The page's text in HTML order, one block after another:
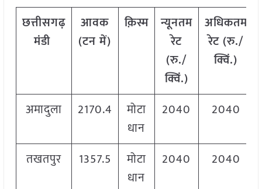
छत्तीसगढ़
मंडी
आवक
(टन में)
क़िस्म
न्यूनतम
रेट
(रु./
क्विं.)
अधिकतम
रेट (रु./
क्विं.)
अमादुला 2170.4
मोटा
धान
2040 2040
तखतपुर 1357.5
मोटा
धान
2040 2040